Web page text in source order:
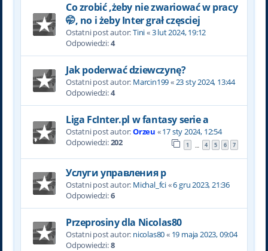
Co zrobić ,żeby nie zwariować w pracy
🤭, no i żeby Inter grał częsciej
Ostatni post autor:Tini«3 lut 2024, 19:12
Odpowiedzi:4
Jak poderwać dziewczynę?
Ostatni post autor: Marcin199«23 sty 2024, 13:44
Odpowiedzi:4
Liga FcInter.pl w fantasy serie a
Ostatni post autor:Orzeu «17 sty 2024, 12:54
Odpowiedzi:202 1 … 4 5 6 7
Услуги управления р
Ostatni post autor: Michal_fci«6 gru 2023, 21:36
Odpowiedzi:6
Przeprosiny dla Nicolas80
Ostatni post autor: nicolas80« 19 maja 2023, 09:04
Odpowiedzi:8